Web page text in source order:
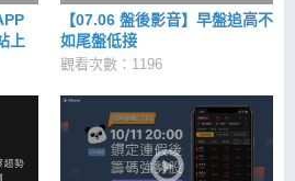
---腫材彭懷男
上
【07.06 盤後影音】早盤追高不
如尾盤低接
觀看次數：1196